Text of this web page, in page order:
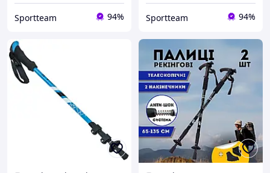
Sportteam 94% Sportteam 94%